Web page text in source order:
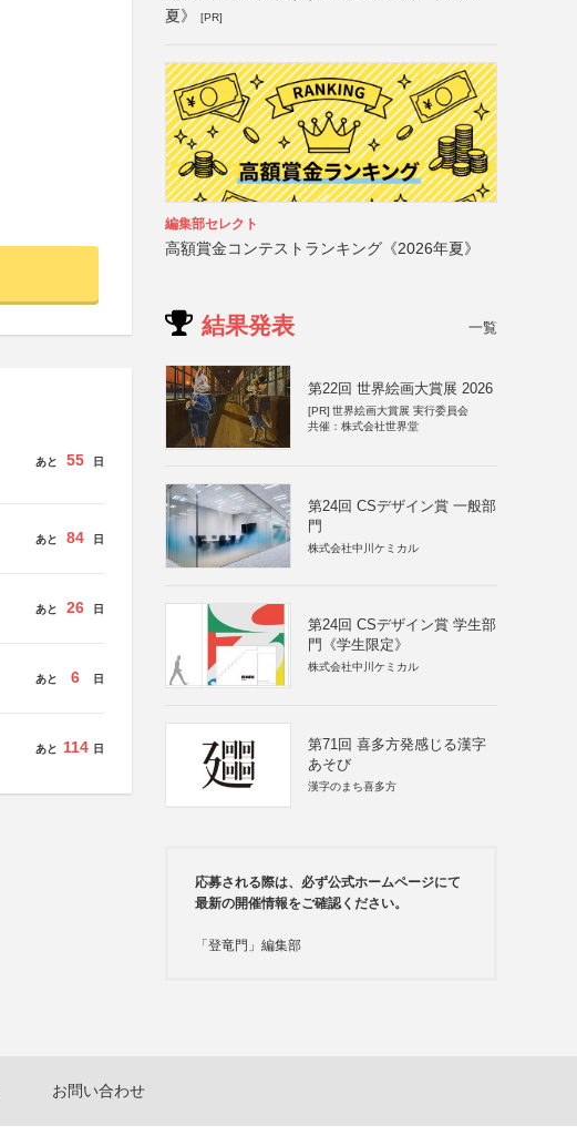
あと 55 日
あと 84 日
あと 26 日
あと 6 日
あと 114 日
夏》
[PR]
編集部セレクト
高額賞金コンテストランキング《2026年夏》
結果発表 一覧
第22回 世界絵画大賞展 2026
[PR] 世界絵画大賞展 実行委員会
共催：株式会社世界堂
第24回 CSデザイン賞 一般部
門
株式会社中川ケミカル
第24回 CSデザイン賞 学生部
門《学生限定》
株式会社中川ケミカル
第71回 喜多方発感じる漢字
あそび
漢字のまち喜多方
応募される際は、必ず公式ホームページにて
最新の開催情報をご確認ください。
「登竜門」編集部
お問い合わせ